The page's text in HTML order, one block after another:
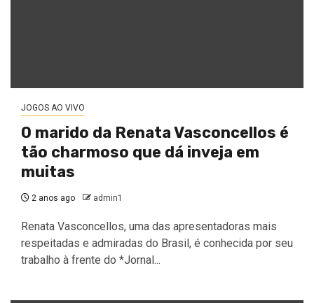
JOGOS AO VIVO
O marido da Renata Vasconcellos é
tão charmoso que dá inveja em
muitas
2 anos ago admin1
Renata Vasconcellos, uma das apresentadoras mais
respeitadas e admiradas do Brasil, é conhecida por seu
trabalho à frente do *Jornal...